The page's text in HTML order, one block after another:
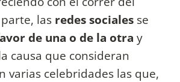
las redes sociales se
de una o de la otra y
causa que consideran
varias celebridades las que,